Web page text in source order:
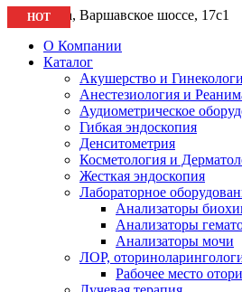
🚩 Москва, Варшавское шоссе, 17с1
О Компании
Каталог
Акушерство и
Анестезиология и
Аудиометрическое
Гибкая эндоскопия
Денситометрия
Косметология и
Жесткая эндоскопия
Лабораторное
Анализаторы
Анализаторы
Анализаторы мочи
ЛОР,
Рабочее место
HOT